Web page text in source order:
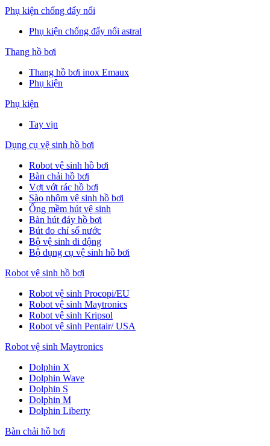
Phụ kiện chống đẩy nổi
Phụ kiện chống đẩy nổi astral
Thang hồ bơi
Thang hồ bơi inox Emaux
Phụ kiện
Phụ kiện
Tay vịn
Dụng cụ vệ sinh hồ bơi
Robot vệ sinh hồ bơi
Bàn chải hồ bơi
Vợt vớt rác hồ bơi
Sào nhôm vệ sinh hồ bơi
Ống mềm hút vệ sinh
Bàn hút đáy hồ bơi
Bút đo chỉ số nước
Bộ vệ sinh di động
Bộ dụng cụ vệ sinh hồ bơi
Robot vệ sinh hồ bơi
Robot vệ sinh Procopi/EU
Robot vệ sinh Maytronics
Robot vệ sinh Kripsol
Robot vệ sinh Pentair/ USA
Robot vệ sinh Maytronics
Dolphin X
Dolphin Wave
Dolphin S
Dolphin M
Dolphin Liberty
Bàn chải hồ bơi